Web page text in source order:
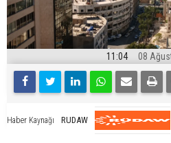
11:04 08
Haber Kaynağı RUDAW